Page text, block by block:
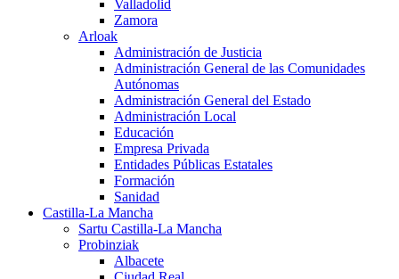
Valladolid
Zamora
Arloak
Administración de Justicia
Administración General de las Comunidades
Autónomas
Administración General del Estado
Administración Local
Educación
Empresa Privada
Entidades Públicas Estatales
Formación
Sanidad
Castilla-La Mancha
Sartu Castilla-La Mancha
Probinziak
Albacete